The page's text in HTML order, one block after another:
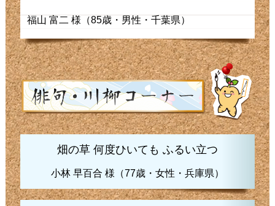
福山 富二 様（85歳・男性・千葉県）
畑の草 何度ひいても ふるい立つ
小林 早百合 様（77歳・女性・兵庫県）